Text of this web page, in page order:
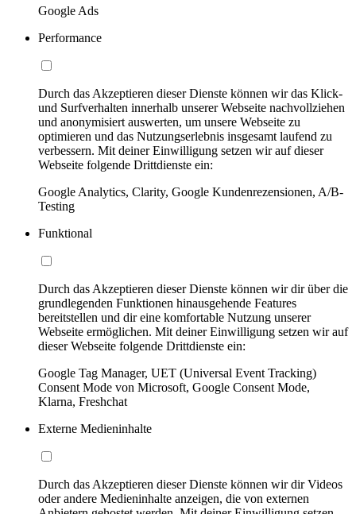
Google Ads
Performance
Durch das Akzeptieren dieser Dienste können wir das Klick-
und Surfverhalten innerhalb unserer Webseite nachvollziehen
und anonymisiert auswerten, um unsere Webseite zu
optimieren und das Nutzungserlebnis insgesamt laufend zu
verbessern. Mit deiner Einwilligung setzen wir auf dieser
Webseite folgende Drittdienste ein:
Google Analytics, Clarity, Google Kundenrezensionen, A/B-
Testing
Funktional
Durch das Akzeptieren dieser Dienste können wir dir über die
grundlegenden Funktionen hinausgehende Features
bereitstellen und dir eine komfortable Nutzung unserer
Webseite ermöglichen. Mit deiner Einwilligung setzen wir auf
dieser Webseite folgende Drittdienste ein:
Google Tag Manager, UET (Universal Event Tracking)
Consent Mode von Microsoft, Google Consent Mode,
Klarna, Freshchat
Externe Medieninhalte
Durch das Akzeptieren dieser Dienste können wir dir Videos
oder andere Medieninhalte anzeigen, die von externen